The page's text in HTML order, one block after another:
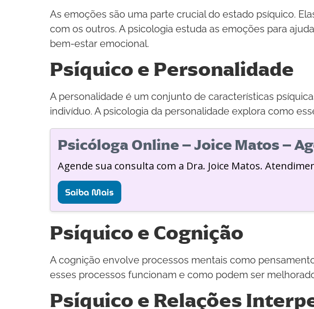
As emoções são uma parte crucial do estado psíquico.
com os outros. A psicologia estuda as emoções para
bem-estar emocional.
Psíquico e Personalidade
A personalidade é um conjunto de características
indivíduo. A psicologia da personalidade explora como
Psicóloga Online – Joice Matos –
Agende sua consulta com a Dra. Joice Matos.
Saiba Mais
Psíquico e Cognição
A cognição envolve processos mentais como
esses processos funcionam e como podem ser
Psíquico e Relações